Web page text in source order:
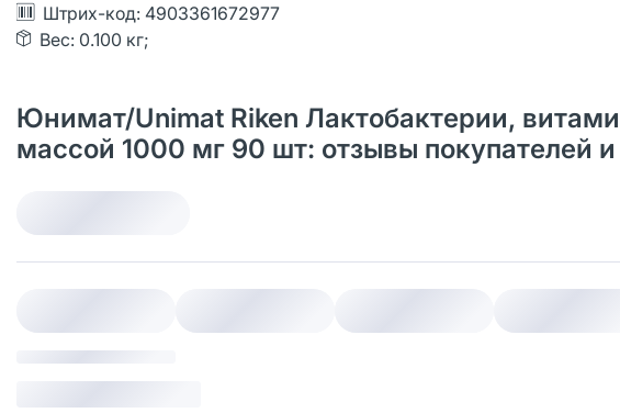
Штрих-код: 4903361672977
Вес: 0.100 кг;
Юнимат/Unimat Riken Лактобактерии,
массой 1000 мг 90 шт: отзывы покупателей